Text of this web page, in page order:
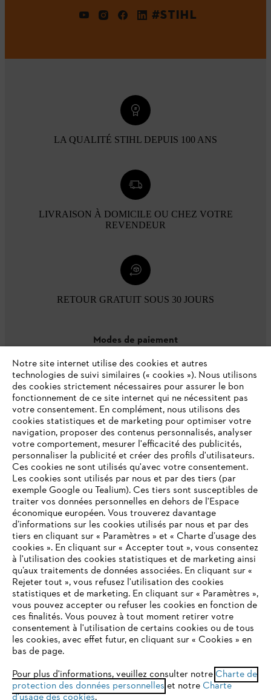
#STIHL
LA QUALITÉ STIHL DEPUIS 100 ANS
LIVRAISON À DOMICILE OU CHEZ VOTRE
REVENDEUR
RETOUR GRATUIT SOUS 30 JOURS
Modes de paiement
L'Entreprise
Questions / Réponses
Service
Conditions Générales de Vente
Mentions légales Cookies
VOTRE NAVIGATEUR INTERNET
N'EST PLUS PRIS EN CHARGE
Vous utilisez un navigateur Internet que nous ne prenons plus
en charge, et certaines fonctionnalités de notre site ne
peuvent fonctionner correctement. Pour une utilisation
optimale de notre site, nous vous recommandons de passer à
l'un des navigateurs suivants :
Notre site internet utilise des cookies et autres
technologies de suivi similaires (« cookies »). Nous utilisons
des cookies strictement nécessaires pour assurer le bon
fonctionnement de ce site internet qui ne nécessitent pas
votre consentement. En complément, nous utilisons des
cookies statistiques et de marketing pour optimiser votre
navigation, proposer des contenus personnalisés, analyser
votre comportement, mesurer l'efficacité des publicités,
personnaliser la publicité et créer des profils d'utilisateurs.
Ces cookies ne sont utilisés qu'avec votre consentement.
Les cookies sont utilisés par nous et par des tiers (par
exemple Google ou Tealium). Ces tiers sont susceptibles de
traiter vos données personnelles en dehors de l'Espace
économique européen. Vous trouverez davantage
d’informations sur les cookies utilisés par nous et par des
tiers en cliquant sur « Paramètres » et « Charte d’usage des
cookies ». En cliquant sur « Accepter tout », vous consentez
à l'utilisation des cookies statistiques et de marketing ainsi
qu’aux traitements de données associées. En cliquant sur «
Rejeter tout », vous refusez l'utilisation des cookies
statistiques et de marketing. En cliquant sur « Paramètres »,
vous pouvez accepter ou refuser les cookies en fonction de
ces finalités. Vous pouvez à tout moment retirer votre
consentement à l'utilisation de certains cookies ou de tous
les cookies, avec effet futur, en cliquant sur « Cookies » en
bas de page.
Pour plus d'informations, veuillez consulter notre Charte de
protection des données personnelles et notre Charte